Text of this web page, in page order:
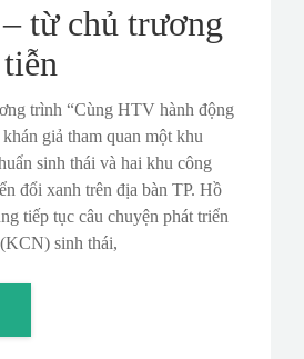
từ chủ trương
trình “Cùng HTV hành động
giả tham quan một khu
sinh thái và hai khu công
đổi xanh trên địa bàn TP. Hồ
tiếp tục câu chuyện phát triển
sinh thái,